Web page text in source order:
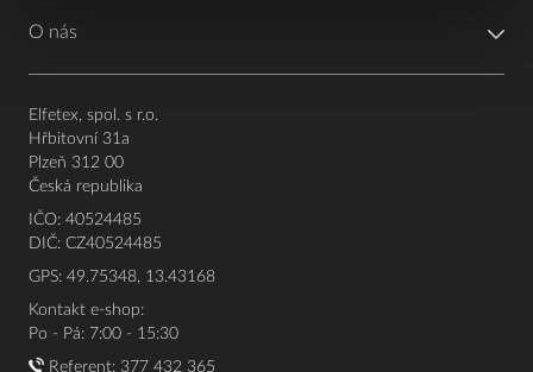
O nás
Elfetex, spol. s r.o.
Hřbitovní 31a
Plzeň 312 00
Česká republika
IČO: 40524485
DIČ: CZ40524485
GPS: 49.75348, 13.43168
Kontakt e-shop:
Po - Pá: 7:00 - 15:30
Referent: 377 432 365